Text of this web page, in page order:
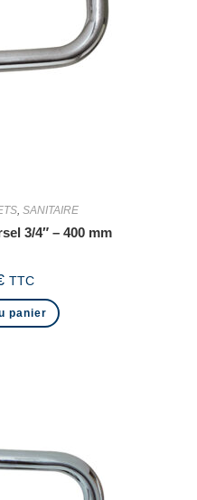
, SANITAIRE
3/4″ – 400 mm
TTC
panier